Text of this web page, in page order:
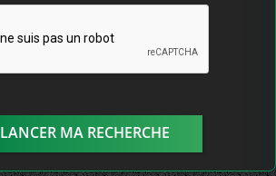
LANCER MA RECHERCHE